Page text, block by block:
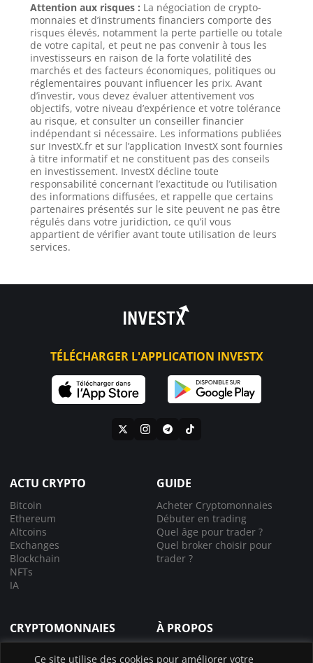
Ce site utilise des cookies pour améliorer votre
Attention aux risques : La négociation de crypto-
monnaies et d’instruments financiers comporte des
risques élevés, notamment la perte partielle ou totale
de votre capital, et peut ne pas convenir à tous les
investisseurs en raison de la forte volatilité des
marchés et des facteurs économiques, politiques ou
réglementaires pouvant influencer les prix. Avant
d’investir, vous devez évaluer attentivement vos
objectifs, votre niveau d’expérience et votre tolérance
au risque, et consulter un conseiller financier
indépendant si nécessaire. Les informations publiées
sur InvestX.fr et sur l’application InvestX sont fournies
à titre informatif et ne constituent pas des conseils
en investissement. InvestX décline toute
responsabilité concernant l’exactitude ou l’utilisation
des informations diffusées, et rappelle que certains
partenaires présentés sur le site peuvent ne pas être
régulés dans votre juridiction, ce qu’il vous
appartient de vérifier avant toute utilisation de leurs
services.
TÉLÉCHARGER L'APPLICATION INVESTX
ACTU CRYPTO
Bitcoin
Ethereum
Altcoins
Exchanges
Blockchain
NFTs
IA
GUIDE
Acheter Cryptomonnaies
Débuter en trading
Quel âge pour trader ?
Quel broker choisir pour
trader ?
CRYPTOMONNAIES À PROPOS